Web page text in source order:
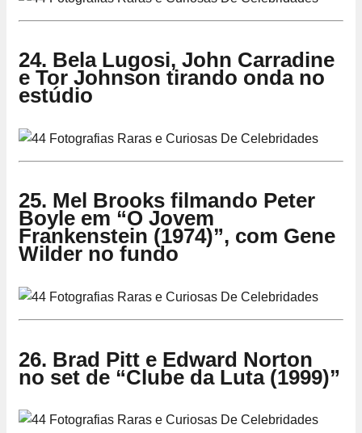
24. Bela Lugosi, John Carradine
e Tor Johnson tirando onda no
estúdio
25. Mel Brooks filmando Peter
Boyle em “O Jovem
Frankenstein (1974)”, com Gene
Wilder no fundo
26. Brad Pitt e Edward Norton
no set de “Clube da Luta (1999)”